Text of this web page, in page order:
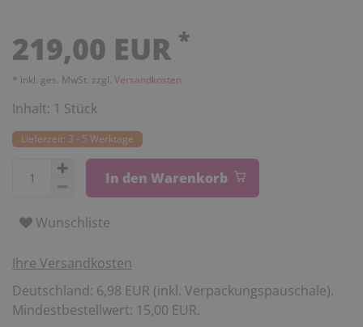
219,00 EUR *
* inkl. ges. MwSt. zzgl. Versandkosten
Inhalt: 1 Stück
Lieferzeit: 3 - 5 Werktage
In den Warenkorb
Wunschliste
Ihre Versandkosten
Deutschland: 6,98 EUR (inkl. Verpackungspauschale).
Mindestbestellwert: 15,00 EUR.